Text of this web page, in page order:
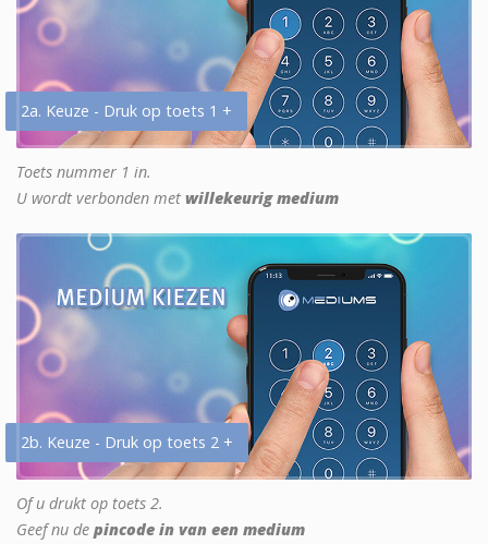
2a. Keuze - Druk op toets 1 +
Toets nummer 1 in.
U wordt verbonden met willekeurig medium
2b. Keuze - Druk op toets 2 +
Of u drukt op toets 2.
Geef nu de pincode in van een medium